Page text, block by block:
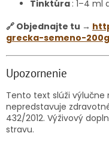
Tinktúra : 1–4 ml
🔗 Objednajte tu →
grecka-semeno-
Upozornenie
Tento text slúži
nepredstavuje
432/2012. Výživový
stravu.